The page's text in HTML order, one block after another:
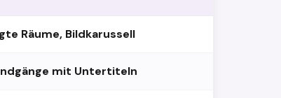
Räume, Bildkarussell
mit Untertiteln